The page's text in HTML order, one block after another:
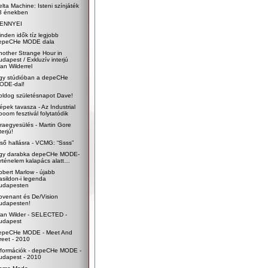
Machine: Isteni színjáték
énekben
idők tíz legjobb
MODE dala
Strange Hour in
/ Exkluzív interjú
Wilderrel
stúdióban a depeCHe
dal!
születésnapot Dave!
tavasza - Az Industrial
fesztivál folytatódik
- Martin Gore
hallásra - VCMG: “Ssss”
darabka depeCHe MODE-
kalapács alatt…
Marlow - újabb
i legenda
és De/Vision
Wilder - SELECTED -
MODE - Meet And
- 2010
- depeCHe MODE -
- 2010